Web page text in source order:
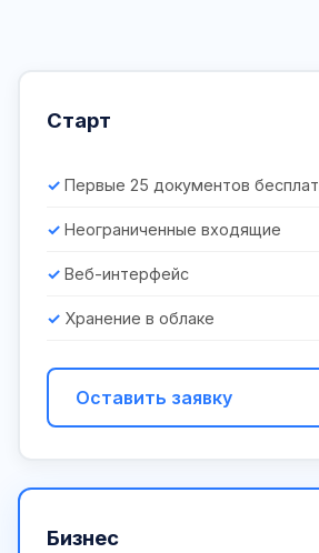
Старт
Первые 25 документов
Неограниченные входящие
Веб-интерфейс
Хранение в облаке
Оставить заявку
Бизнес